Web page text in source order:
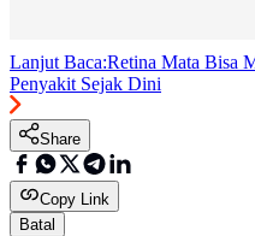
Lanjut Baca:Retina Mata Bisa
Penyakit Sejak Dini
Share
Copy Link
Batal